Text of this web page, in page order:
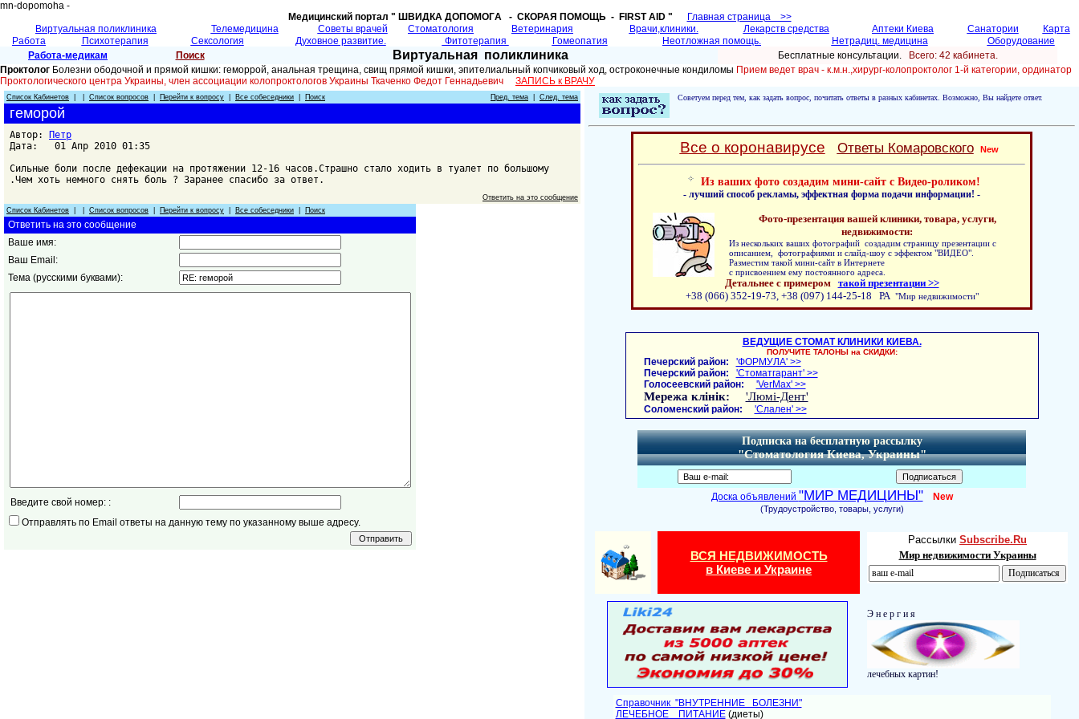
mn-dopomoha -
Медицинский портал " ШВИДКА ДОПОМОГA - СКОРАЯ ПОМОЩЬ - FIRST AID "
Главная страница >>
Виртуальная поликлиника
Телемедицина Советы врачей Cтоматология Ветеринария Врачи,клиники. Лекарств средства Аптеки Киева Санатории
Карта
Работа
Психотерапия Сексология Духовное развитие. Фитотерапия Гомеопатия Неотложная помощь. Нетрадиц. медицина
Оборудование
Работа-медикам
Поиск Виртуальная поликлиника Бесплатные консультации.
Всего: 42 кабинетa.
Проктолог Болезни ободочной и прямой кишки: геморрой, анальная трещина, свищ прямой кишки, эпителиальный копчиковый ход, остроконечные кондиломы Прием ведет врач - к.м.н.,хирург-колопроктолог 1-й категории, ординатор
Проктологического центра Украины, член ассоциации колопроктологов Украины Ткаченко Федот Геннадьевич ЗАПИСЬ к ВРАЧУ
Список Кабинетов Список вопросов Перейти к вопросу Все собеседники Поиск Пред. тема След. тема
геморой
Автор:
Петр
Дата: 01 Апр 2010 01:35
Сильные боли после дефекации на протяжении 12-16 часов.Страшно стало ходить в туалет по большому
.Чем хоть немного снять боль ? Заранее спасибо за ответ.
Ответить на это сообщение
Список Кабинетов
Список вопросов Перейти к вопросу Все собеседники Поиск
Ответить на это сообщение
Ваше имя:
Ваш Email:
Тема (русскими буквами):
Введите свой номер: :
Отправлять по Email ответы на данную тему по указанному выше адресу.
Советуем перед тем, как задать вопрос, почитать ответы в разных кабинетах. Возможно, Вы найдете ответ.
Все о коронавирусе Ответы Комаровского New
Из ваших фото создадим мини-сайт с Видео-роликом!
- лучший способ рекламы, эффектная форма подачи информации! -
Фото-презентация вашей клиники, товара, услуги,
недвижимости:
Из нескольких ваших фотографий создадим страницу презентации с
описанием, фотографиями и слайд-шоу с эффектом "ВИДЕО".
Разместим такой мини-сайт в Интернете
с присвоением ему постоянного адреса.
Детальнее с примером такой презентации >>
+38 (066) 352-19-73, +38 (097) 144-25-18 РА "Мир недвижимости"
ВЕДУЩИЕ СТОМАТ КЛИНИКИ КИЕВА.
ПОЛУЧИТЕ ТАЛОНЫ на СКИДКИ:
Печерский район:
'ФОРМУЛА' >>
Печерский район:
'Стоматгарант' >>
Голосеевский район:
'VerMax' >>
Мережа клінік: 'Люмі-Дент'
Соломенский район: 'Слален' >>
Подписка на бесплатную рассылку
"Стоматология Киева, Украины"
Доска объявлений "МИР МЕДИЦИНЫ" New
(Трудоустройство, товары, услуги)
ВСЯ НЕДВИЖИМОСТЬ
в Киеве и Украине
Рассылки Subscribe.Ru
Мир недвижимости Украины
Э н е р г и я
лечебных картин!
Справочник "ВНУТРЕННИЕ БОЛЕЗНИ"
ЛЕЧЕБНОЕ ПИТАНИЕ(диеты)